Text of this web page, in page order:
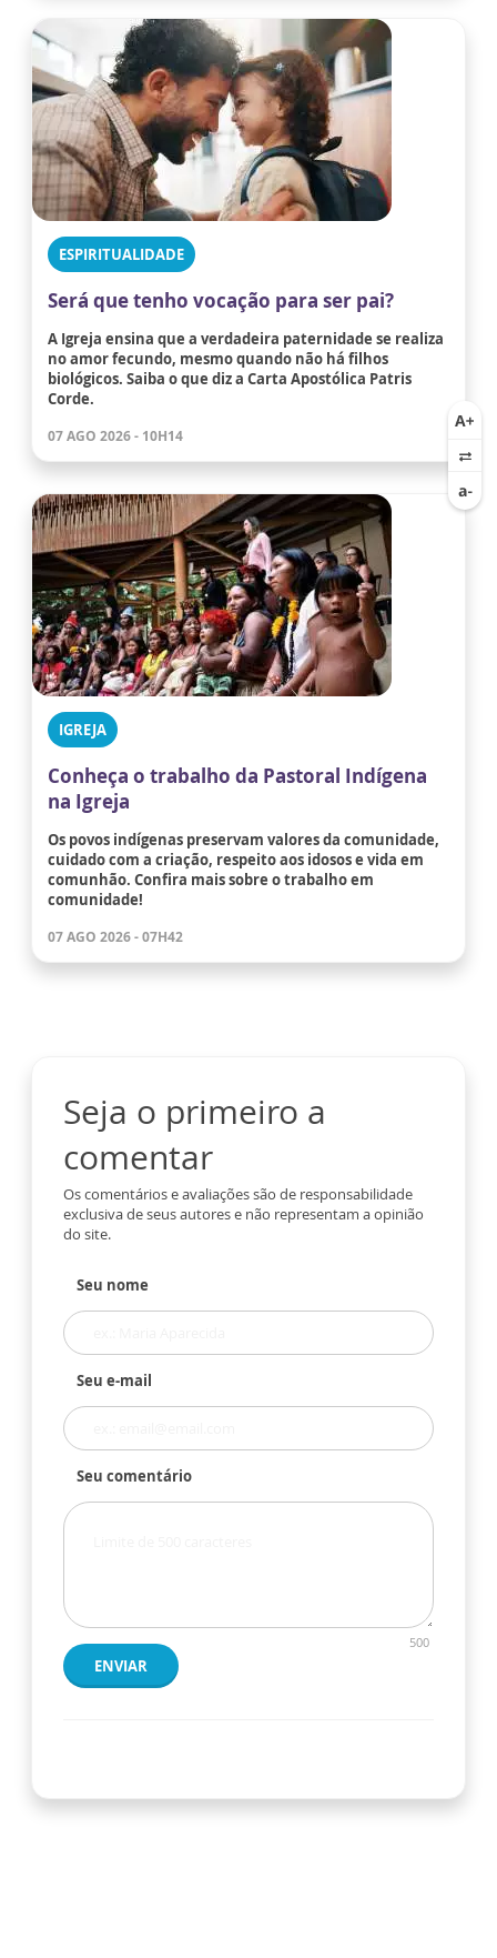
ESPIRITUALIDADE
Será que tenho vocação para ser pai?
A Igreja ensina que a verdadeira paternidade se realiza
no amor fecundo, mesmo quando não há filhos
biológicos. Saiba o que diz a Carta Apostólica Patris
Corde.
07 AGO 2026 - 10H14
IGREJA
Conheça o trabalho da Pastoral Indígena
na Igreja
Os povos indígenas preservam valores da comunidade,
cuidado com a criação, respeito aos idosos e vida em
comunhão. Confira mais sobre o trabalho em
comunidade!
07 AGO 2026 - 07H42
Seja o primeiro a
comentar
Os comentários e avaliações são de responsabilidade
exclusiva de seus autores e não representam a opinião
do site.
Seu nome
Seu e-mail
Seu comentário
500
ENVIAR